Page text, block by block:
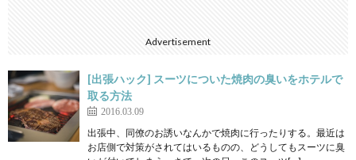
Advertisement
[出張ハック] スーツについた焼肉の臭いをホテルで
取る方法
2016.03.09
出張中、同僚のお誘いなんかで焼肉に行ったりする。最近は
お店側で対策がされてはいるものの、どうしてもスーツに臭